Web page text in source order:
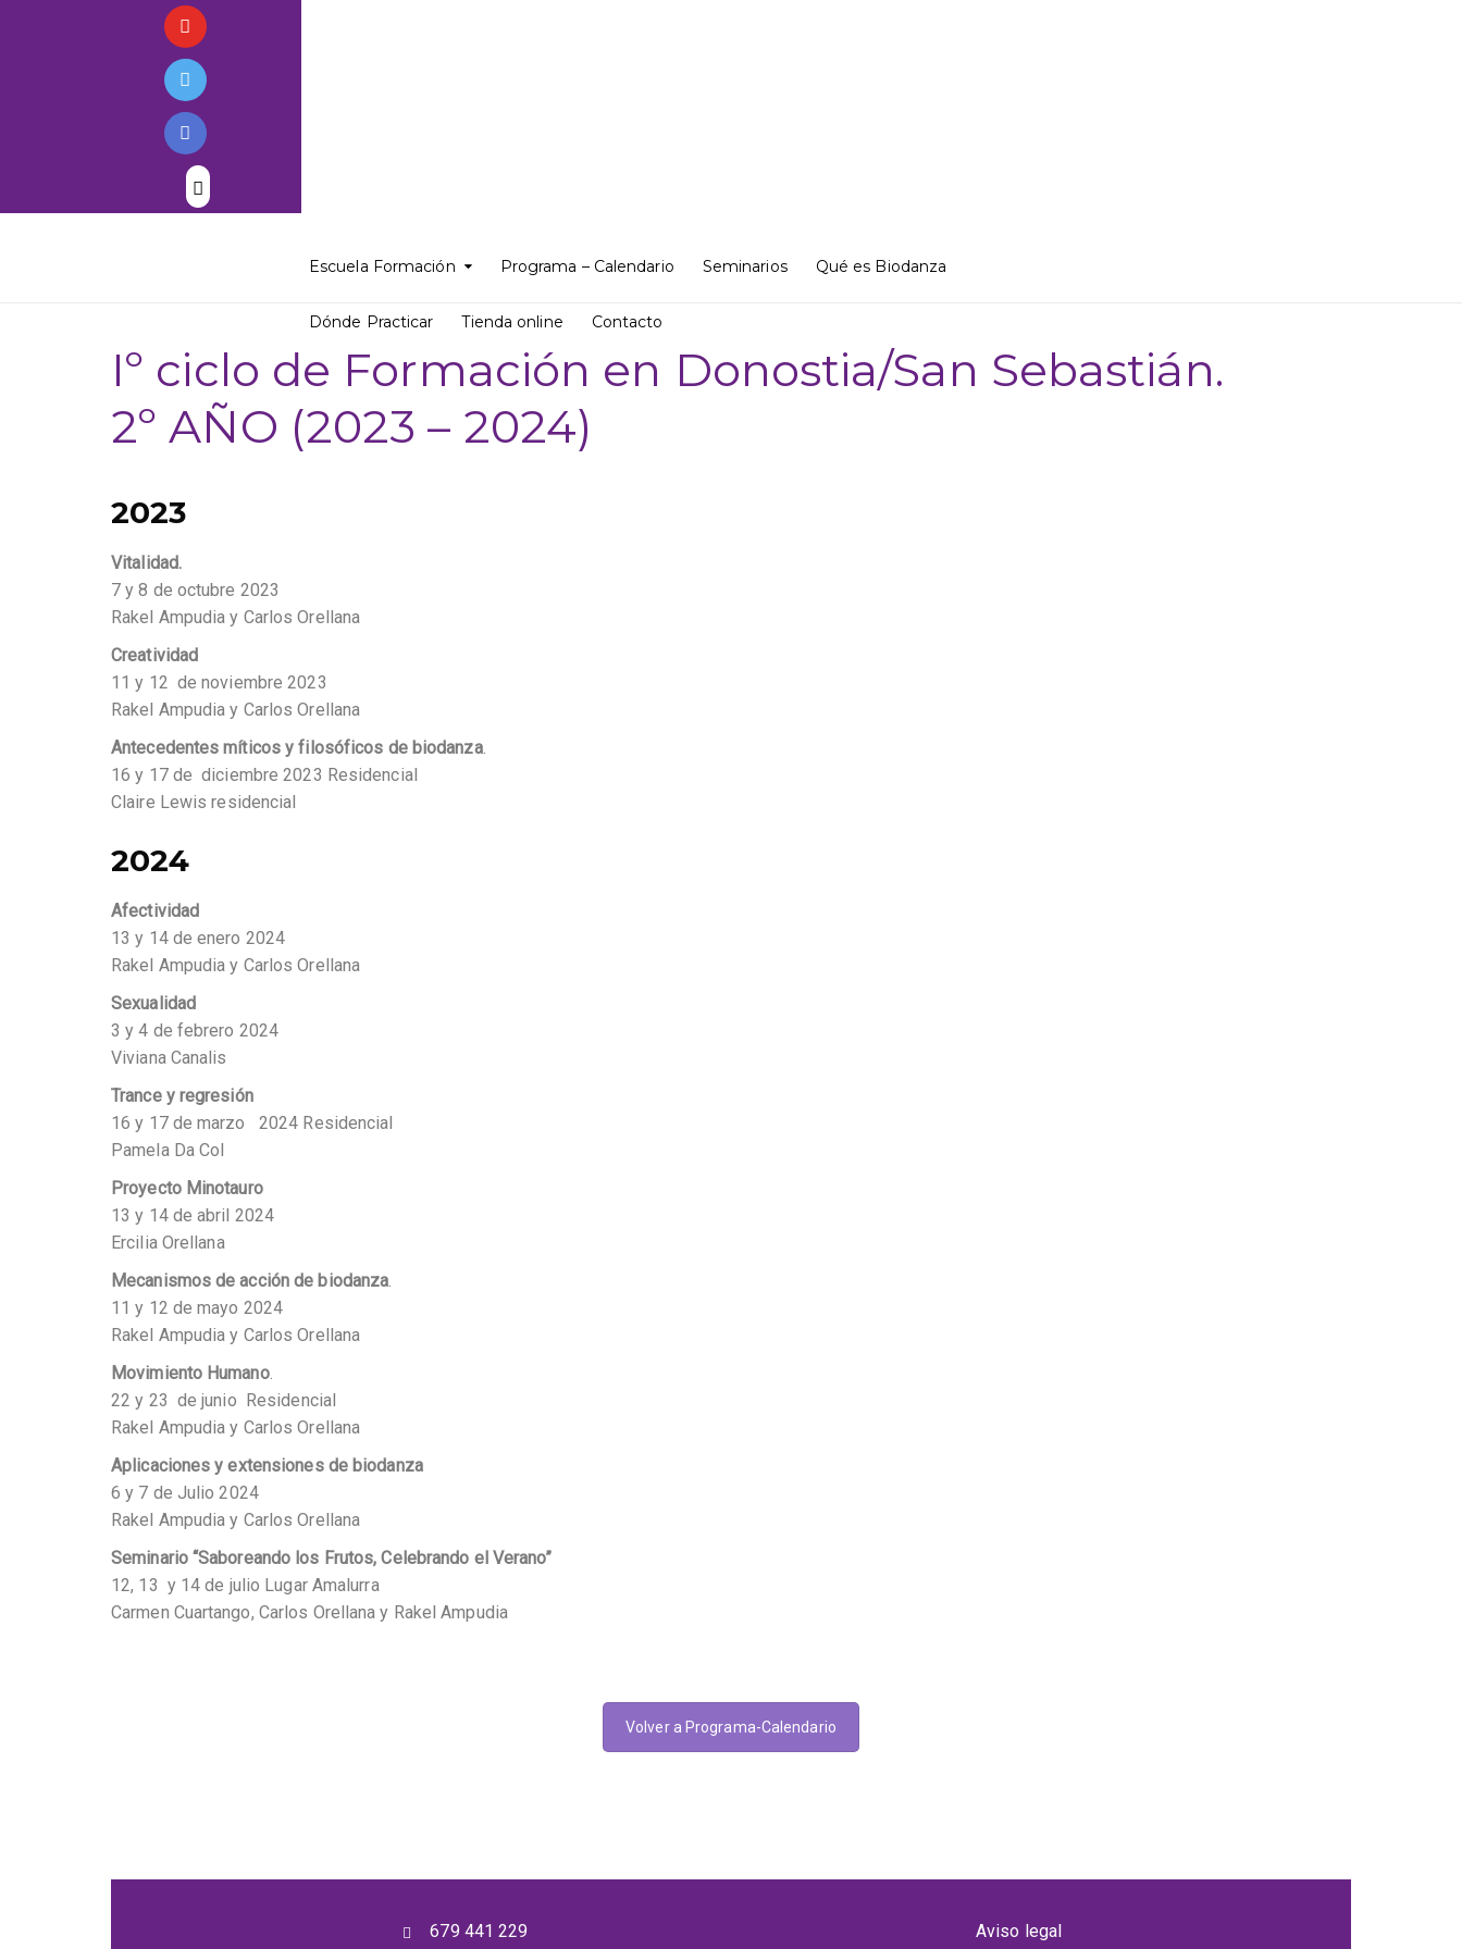
Escuela Formación Programa – Calendario Seminarios Qué es Biodanza
Dónde Practicar Tienda online Contacto
Iº ciclo de Formación en Donostia/San Sebastián.
2º AÑO (2023 – 2024)
2023
Vitalidad.
7 y 8 de octubre 2023
Rakel Ampudia y Carlos Orellana
Creatividad
11 y 12 de noviembre 2023
Rakel Ampudia y Carlos Orellana
Antecedentes míticos y filosóficos de biodanza.
16 y 17 de diciembre 2023 Residencial
Claire Lewis residencial
2024
Afectividad
13 y 14 de enero 2024
Rakel Ampudia y Carlos Orellana
Sexualidad
3 y 4 de febrero 2024
Viviana Canalis
Trance y regresión
16 y 17 de marzo 2024 Residencial
Pamela Da Col
Proyecto Minotauro
13 y 14 de abril 2024
Ercilia Orellana
Mecanismos de acción de biodanza.
11 y 12 de mayo 2024
Rakel Ampudia y Carlos Orellana
Movimiento Humano.
22 y 23 de junio Residencial
Rakel Ampudia y Carlos Orellana
Aplicaciones y extensiones de biodanza
6 y 7 de Julio 2024
Rakel Ampudia y Carlos Orellana
Seminario “Saboreando los Frutos, Celebrando el Verano”
12, 13 y 14 de julio Lugar Amalurra
Carmen Cuartango, Carlos Orellana y Rakel Ampudia
Volver a Programa-Calendario
679 441 229
Aviso legal